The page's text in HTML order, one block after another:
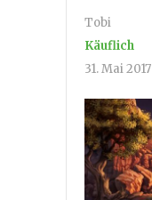
Tobi
Käuflich
31. Mai 2017